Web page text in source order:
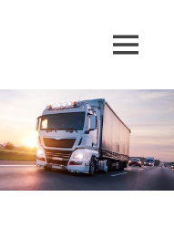
MENU